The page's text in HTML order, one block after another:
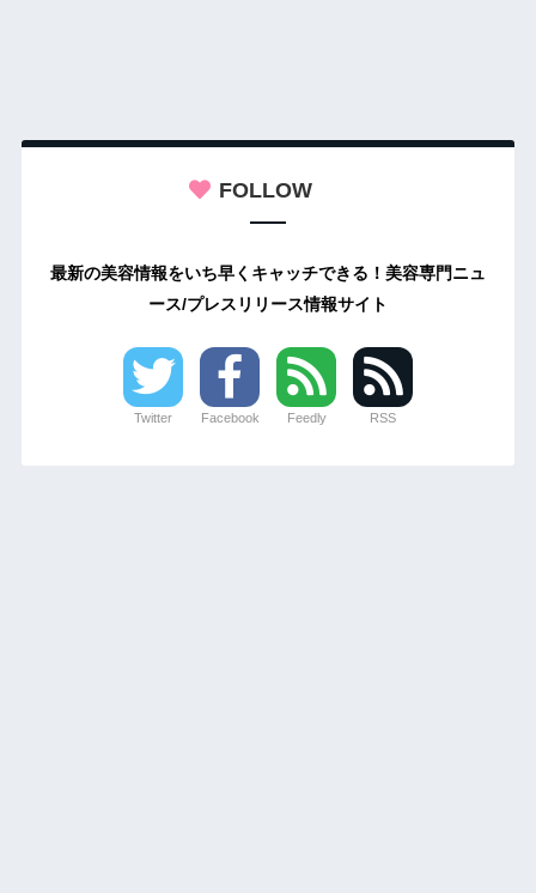
FOLLOW
最新の美容情報をいち早くキャッチできる！美容専門ニュ
ース/プレスリリース情報サイト
Twitter Facebook Feedly RSS